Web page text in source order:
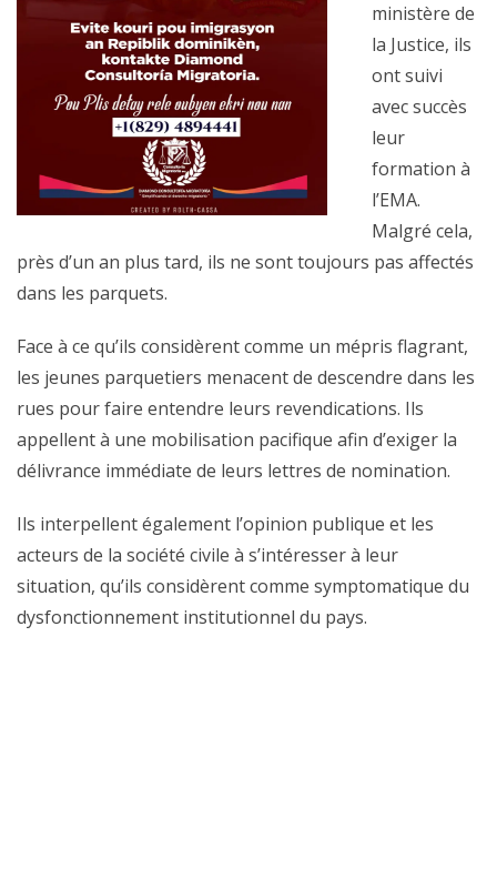
ministère de
la Justice, ils
ont suivi
avec succès
leur
formation à
l’EMA.
Malgré cela,
près d’un an plus tard, ils ne sont toujours pas affectés
dans les parquets.
Face à ce qu’ils considèrent comme un mépris flagrant,
les jeunes parquetiers menacent de descendre dans les
rues pour faire entendre leurs revendications. Ils
appellent à une mobilisation pacifique afin d’exiger la
délivrance immédiate de leurs lettres de nomination.
Ils interpellent également l’opinion publique et les
acteurs de la société civile à s’intéresser à leur
situation, qu’ils considèrent comme symptomatique du
dysfonctionnement institutionnel du pays.